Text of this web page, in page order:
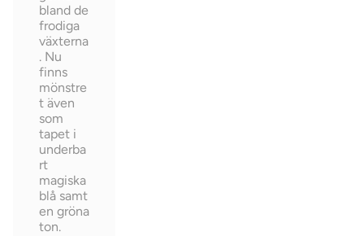
bland de
frodiga
växterna
. Nu
finns
mönstre
t även
som
tapet i
underba
rt
magiska
blå samt
en gröna
ton.